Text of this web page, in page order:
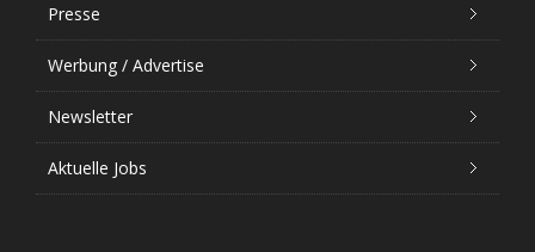
Presse
Werbung / Advertise
Newsletter
Aktuelle Jobs